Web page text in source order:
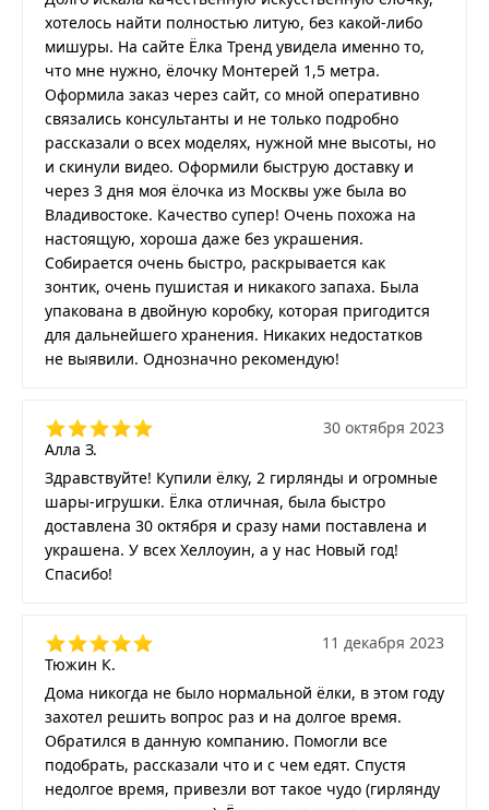
хотелось найти полностью литую, без какой-либо
мишуры. На сайте Ёлка Тренд увидела именно то,
что мне нужно, ёлочку Монтерей 1,5 метра.
Оформила заказ через сайт, со мной оперативно
связались консультанты и не только подробно
рассказали о всех моделях, нужной мне высоты, но
и скинули видео. Оформили быструю доставку и
через 3 дня моя ёлочка из Москвы уже была во
Владивостоке. Качество супер! Очень похожа на
настоящую, хороша даже без украшения.
Собирается очень быстро, раскрывается как
зонтик, очень пушистая и никакого запаха. Была
упакована в двойную коробку, которая пригодится
для дальнейшего хранения. Никаких недостатков
не выявили. Однозначно рекомендую!
Алла З.
30 октября 2023
Здравствуйте! Купили ёлку, 2 гирлянды и огромные
шары-игрушки. Ёлка отличная, была быстро
доставлена 30 октября и сразу нами поставлена и
украшена. У всех Хеллоуин, а у нас Новый год!
Спасибо!
Тюжин К.
11 декабря 2023
Дома никогда не было нормальной ёлки, в этом году
захотел решить вопрос раз и на долгое время.
Обратился в данную компанию. Помогли все
подобрать, рассказали что и с чем едят. Спустя
недолгое время, привезли вот такое чудо (гирлянду